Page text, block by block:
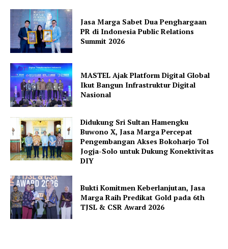
Jasa Marga Sabet Dua Penghargaan
PR di Indonesia Public Relations
Summit 2026
MASTEL Ajak Platform Digital Global
Ikut Bangun Infrastruktur Digital
Nasional
Didukung Sri Sultan Hamengku
Buwono X, Jasa Marga Percepat
Pengembangan Akses Bokoharjo Tol
Jogja-Solo untuk Dukung Konektivitas
DIY
Bukti Komitmen Keberlanjutan, Jasa
Marga Raih Predikat Gold pada 6th
TJSL & CSR Award 2026